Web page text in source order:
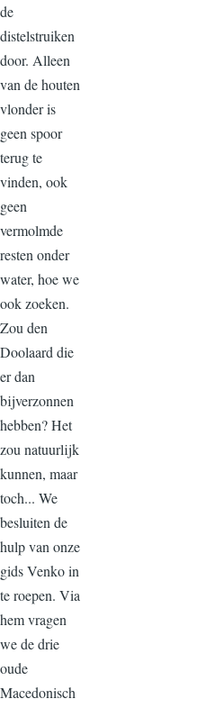
de
distelstruiken
door. Alleen
van de houten
vlonder is
geen spoor
terug te
vinden, ook
geen
vermolmde
resten onder
water, hoe we
ook zoeken.
Zou den
Doolaard die
er dan
bijverzonnen
hebben? Het
zou natuurlijk
kunnen, maar
toch... We
besluiten de
hulp van onze
gids Venko in
te roepen. Via
hem vragen
we de drie
oude
Macedonisch